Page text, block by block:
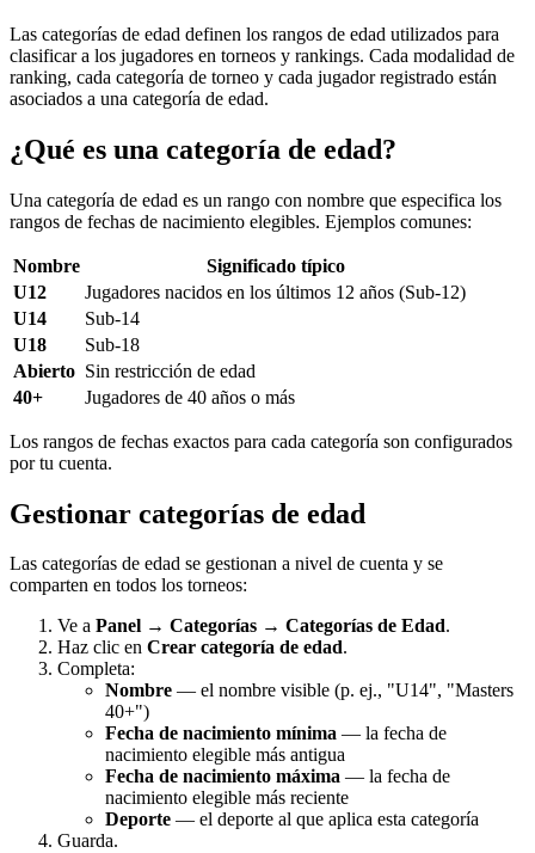
Las categorías de edad definen los rangos de edad utilizados para
clasificar a los jugadores en torneos y rankings. Cada modalidad de
ranking, cada categoría de torneo y cada jugador registrado están
asociados a una categoría de edad.
¿Qué es una categoría de edad?
Una categoría de edad es un rango con nombre que especifica los
rangos de fechas de nacimiento elegibles. Ejemplos comunes:
Nombre
Significado típico
U12
Jugadores nacidos en los últimos 12 años (Sub-12)
U14
Sub-14
U18
Sub-18
Abierto Sin restricción de edad
40+
Jugadores de 40 años o más
Los rangos de fechas exactos para cada categoría son configurados
por tu cuenta.
Gestionar categorías de edad
Las categorías de edad se gestionan a nivel de cuenta y se
comparten en todos los torneos:
Ve a Panel → Categorías → Categorías de Edad.
Haz clic en Crear categoría de edad.
Completa:
Nombre — el nombre visible (p. ej., "U14", "Masters
40+")
Fecha de nacimiento mínima — la fecha de
nacimiento elegible más antigua
Fecha de nacimiento máxima — la fecha de
nacimiento elegible más reciente
Deporte — el deporte al que aplica esta categoría
Guarda.